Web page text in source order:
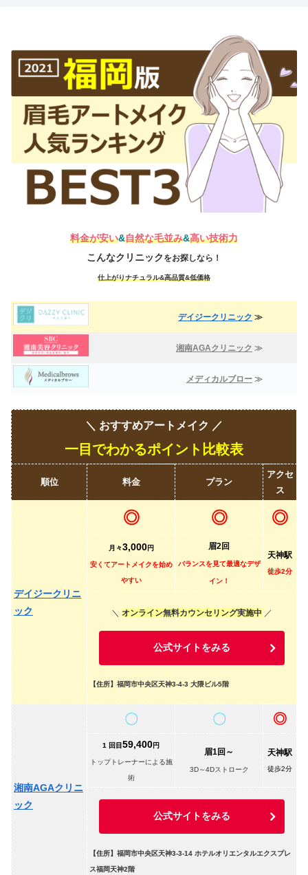
料金が安い&自然な毛並み&高い技術力
こんなクリニック をお探しなら！
仕上がりナチュラル&高品質&低価格
デイジークリニック ≫
湘南AGAクリニック ≫
メディカルブロー ≫
＼ おすすめアートメイク ／
一目でわかるポイント比較表
順位 料金 プラン
アクセ
ス
デイジークリニ
ック
◎ ◎ ◎
月々3,000円
安くてアートメイクを始め
やすい
眉2回
バランスを見て最適なデザ
イン！
天神駅
徒歩2分
＼ オンライン無料カウンセリング実施中 ／
公式サイトをみる
【住所】福岡市中央区天神3-4-3 大隈ビル5階
湘南AGAクリニ
ック
〇 〇 ◎
1 回目59,400円
トップトレーナーによる施
術
眉1回～
3D～4Dストローク
天神駅
徒歩2分
公式サイトをみる
【住所】福岡市中央区天神3-3-14 ホテルオリエンタルエクスプレ
ス福岡天神2階